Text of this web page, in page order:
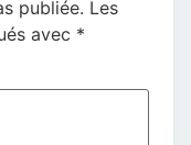
publiée. Les
avec *